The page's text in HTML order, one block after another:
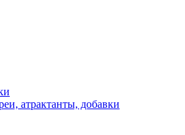
атрактанты, добавки